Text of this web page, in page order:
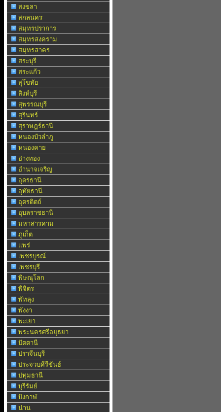
สงขลา
สกลนคร
สมุทรปราการ
สมุทรสงคราม
สมุทรสาคร
สระบุรี
สระแก้ว
สุโขทัย
สิงห์บุรี
สุพรรณบุรี
สุรินทร์
สุราษฎร์ธานี
หนองบัวลำภู
หนองคาย
อ่างทอง
อำนาจเจริญ
อุดรธานี
อุทัยธานี
อุตรดิตถ์
อุบลราชธานี
มหาสารคาม
ภูเก็ต
แพร่
เพชรบูรณ์
เพชรบุรี
พิษณุโลก
พิจิตร
พัทลุง
พังงา
พะเยา
พระนครศรีอยุธยา
ปัตตานี
ปราจีนบุรี
ประจวบคีรีขันธ์
ปทุมธานี
บุรีรัมย์
บึงกาฬ
น่าน